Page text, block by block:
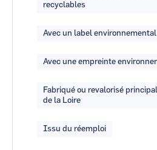
recyclables
Avec un label environnemental
Avec une empreinte
Fabriqué ou revalorisé
de la Loire
Issu du réemploi